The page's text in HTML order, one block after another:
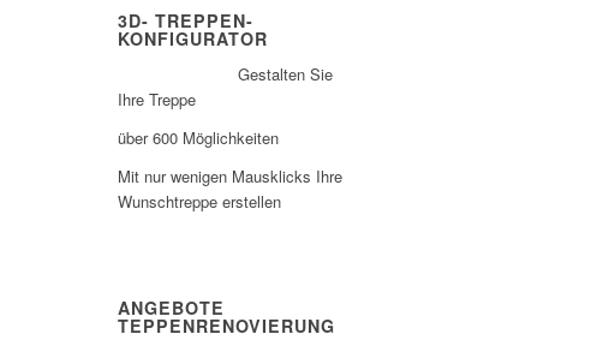
3D- TREPPEN-
KONFIGURATOR
Gestalten Sie
Ihre Treppe
über 600 Möglichkeiten
Mit nur wenigen Mausklicks Ihre
Wunschtreppe erstellen
ANGEBOTE
TEPPENRENOVIERUNG